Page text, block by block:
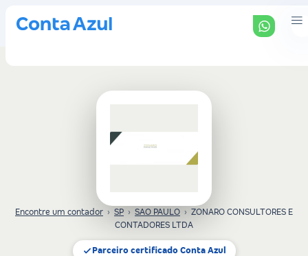
Encontre um contador › SP › SAO PAULO › ZONARO CONSULTORES E
CONTADORES LTDA
Parceiro certificado Conta Azul